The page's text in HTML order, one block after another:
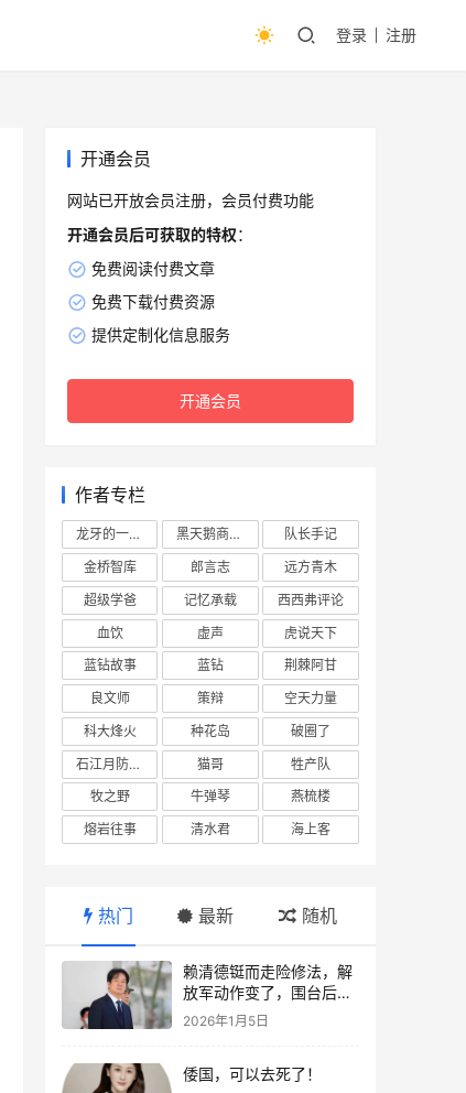
登录 注册
开通会员
网站已开放会员注册，会员付费功能
开通会员后可获取的特权：
免费阅读付费文章
免费下载付费资源
提供定制化信息服务
开通会员
作者专栏
龙牙的一座山 黑天鹅商业情报站
队长手记
金桥智库
郎言志
远方青木
超级学爸
记忆承载
西西弗评论
血饮
虚声
虎说天下
蓝钻故事
蓝钻
荆棘阿甘
良文师
策辩
空天力量
科大烽火
种花岛
破圈了
石江月防务观察
猫哥
牲产队
牧之野
牛弹琴
燕梳楼
熔岩往事
清水君 海上客
热门 最新 随机
赖清德铤而走险修法，解
放军动作变了，围台后的
“真正杀招”曝光
2026年1月5日
倭国，可以去死了！